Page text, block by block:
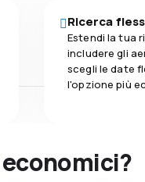
Ricerca
Estendi la tua
includere gli
scegli le date
l'opzione più